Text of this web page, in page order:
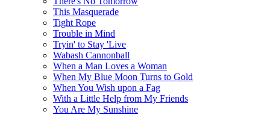
This Masquerade
Tight Rope
Trouble in Mind
Tryin' to Stay 'Live
Wabash Cannonball
When a Man Loves a Woman
When My Blue Moon Turns to Gold
When You Wish upon a Fag
With a Little Help from My Friends
You Are My Sunshine